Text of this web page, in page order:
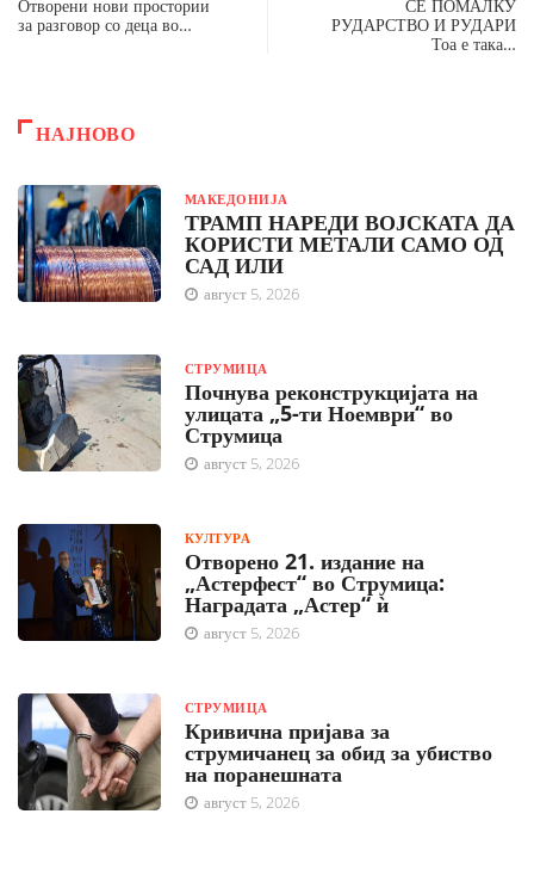
Отворени нови простории
за разговор со деца во…
СЀ ПОМАЛКУ
РУДАРСТВО И РУДАРИ
Тоа е така…
НАЈНОВО
МАКЕДОНИЈА
ТРАМП НАРЕДИ ВОЈСКАТА ДА
КОРИСТИ МЕТАЛИ САМО ОД
САД ИЛИ
август 5, 2026
СТРУМИЦА
Почнува реконструкцијата на
улицата „5-ти Ноември“ во
Струмица
август 5, 2026
КУЛТУРА
Отворено 21. издание на
„Астерфест“ во Струмица:
Наградата „Астер“ ѝ
август 5, 2026
СТРУМИЦА
Кривична пријава за
струмичанец за обид за убиство
на поранешната
август 5, 2026